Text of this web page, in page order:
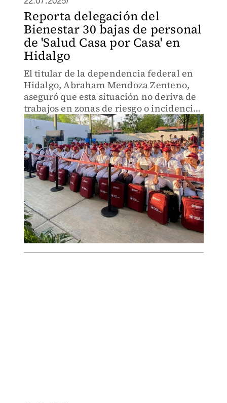
Reporta delegación del
Bienestar 30 bajas de personal
de 'Salud Casa por Casa' en
Hidalgo
El titular de la dependencia federal en
Hidalgo, Abraham Mendoza Zenteno,
aseguró que esta situación no deriva de
trabajos en zonas de riesgo o incidencias
de violencia